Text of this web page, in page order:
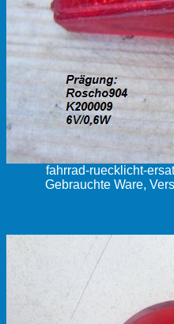
fahrrad-ruecklicht-
Gebrauchte Ware,